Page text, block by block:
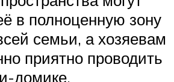
в полноценную зону
семьи, а хозяевам
приятно проводить
домике,